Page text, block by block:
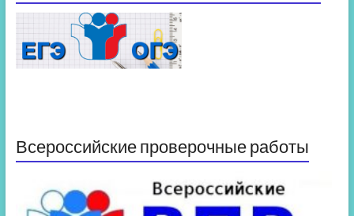
Всероссийские проверочные работы